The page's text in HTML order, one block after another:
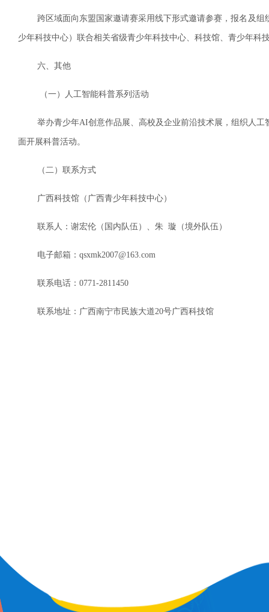
跨区域面向东盟国家邀请赛采用线下形式邀请参赛，报名及组
少年科技中心）联合相关省级青少年科技中心、科技馆、青少年科
六、其他
（一）人工智能科普系列活动
举办青少年AI创意作品展、高校及企业前沿技术展，组织人工
面开展科普活动。
（二）联系方式
广西科技馆（广西青少年科技中心）
联系人：谢宏伦（国内队伍）、朱 璇（境外队伍）
电子邮箱：qsxmk2007@163.com
联系电话：0771-2811450
联系地址：广西南宁市民族大道20号广西科技馆